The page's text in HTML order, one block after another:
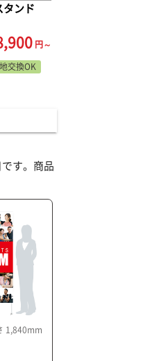
ンド
円～
交換OK
す。商品
1,840mm